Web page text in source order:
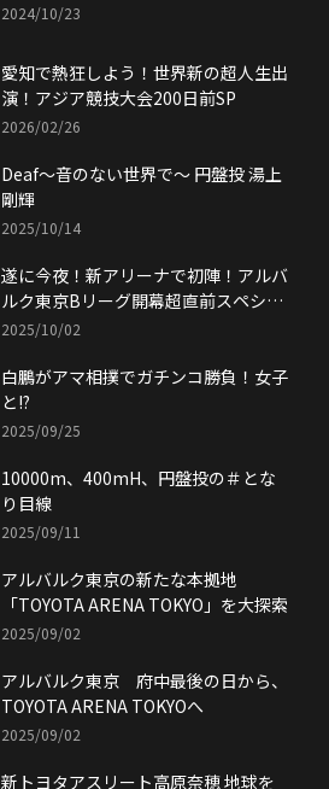
2024/10/23
愛知で熱狂しよう！世界新の超人生出
演！アジア競技大会200日前SP
2026/02/26
Deaf〜音のない世界で〜 円盤投 湯上
剛輝
2025/10/14
遂に今夜！新アリーナで初陣！アルバ
ルク東京Bリーグ開幕超直前スペシャ
ル
2025/10/02
白鵬がアマ相撲でガチンコ勝負！女子
と!?
2025/09/25
10000m、400mH、円盤投の＃とな
り目線
2025/09/11
アルバルク東京の新たな本拠地
「TOYOTA ARENA TOKYO」を大探索
2025/09/02
アルバルク東京 府中最後の日から、
TOYOTA ARENA TOKYOへ
2025/09/02
新トヨタアスリート高原奈穂 地球を